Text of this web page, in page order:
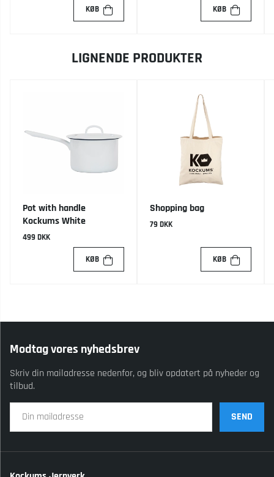
KØB KØB
LIGNENDE PRODUKTER
Pot with handle
Kockums White
499 DKK
KØB
Shopping bag
79 DKK
KØB
Modtag vores nyhedsbrev
Skriv din mailadresse nedenfor, og bliv opdatert på nyheder og
tilbud.
SEND